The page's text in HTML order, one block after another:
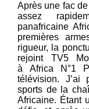
Après une fac
assez
panafricaine
premières
rigueur, la
rejoint TV5
à Africa N°1
télévision. J’ai
sports de la
Africaine. Étant